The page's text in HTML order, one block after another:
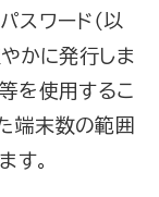
スワード（以
かに発行しま
を使用するこ
端末数の範囲
す。